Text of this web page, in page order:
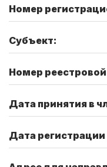
Номер
Субъект:
Номер реестровой
Дата принятия в
Дата регистрации